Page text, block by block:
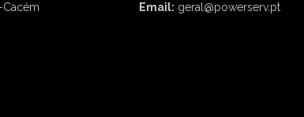
Cacém
Email: geral@powerserv.pt